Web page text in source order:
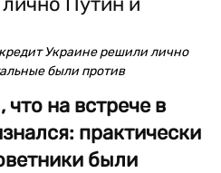
Украине решили лично
были против
что на встрече в
практически
были